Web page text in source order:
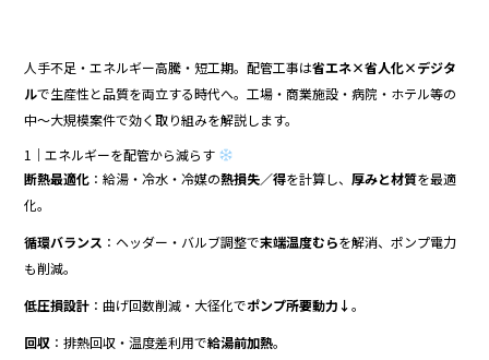
人手不足・エネルギー高騰・短工期。配管工事は省エネ×省人化×デジタ
ルで生産性と品質を両立する時代へ。工場・商業施設・病院・ホテル等の
中〜大規模案件で効く取り組みを解説します。
1｜エネルギーを配管から減らす
断熱最適化 ：給湯・冷水・冷媒の熱損失／得を計算し、厚みと材質を最適
化。
循環バランス ：ヘッダー・バルブ調整で末端温度むらを解消、ポンプ電力
も削減。
低圧損設計 ：曲げ回数削減・大径化でポンプ所要動力↓。
回収 ：排熱回収・温度差利用で給湯前加熱。